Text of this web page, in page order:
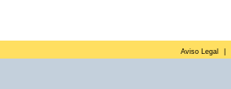
Aviso Legal